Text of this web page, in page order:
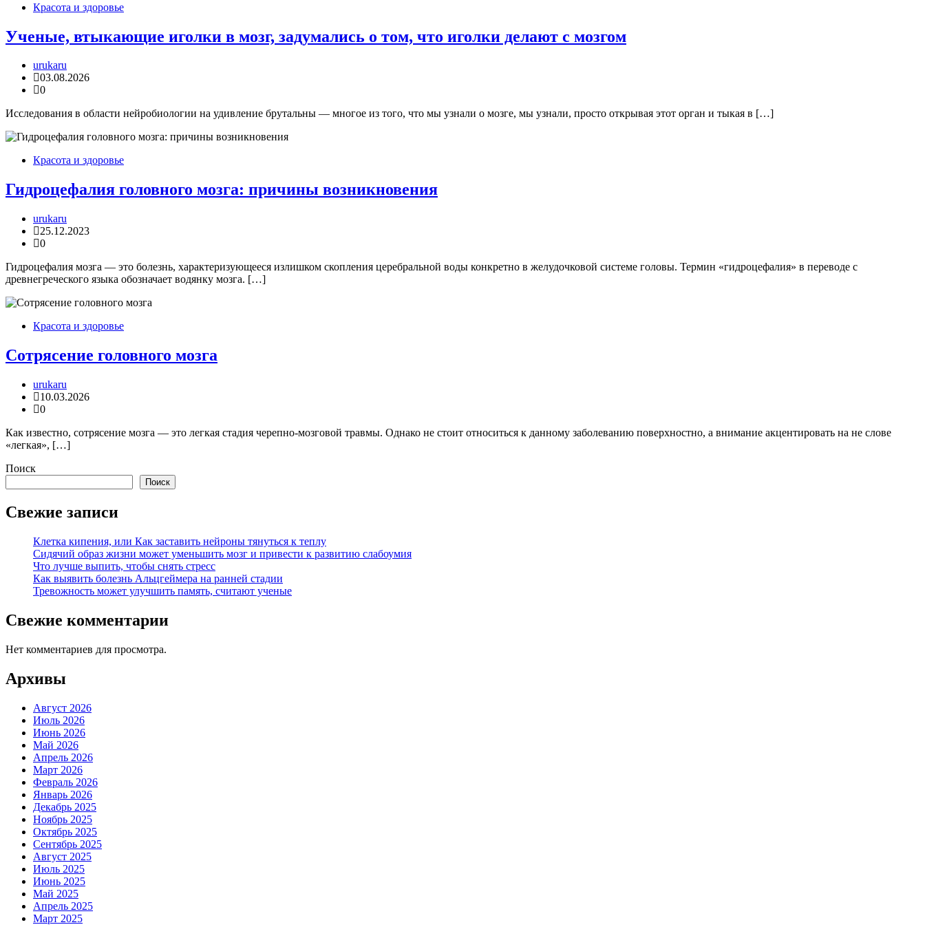
Красота и здоровье
Ученые, втыкающие иголки в мозг, задумались о том, что иголки делают с мозгом
urukaru
03.08.2026
0
Исследования в области нейробиологии на удивление брутальны — многое из того, что мы узнали о мозге, мы узнали, просто открывая этот орган и тыкая в […]
Красота и здоровье
Гидроцефалия головного мозга: причины возникновения
urukaru
25.12.2023
0
Гидроцефалия мозга — это болезнь, характеризующееся излишком скопления церебральной воды конкретно в желудочковой системе головы. Термин «гидроцефалия» в переводе с
древнегреческого языка обозначает водянку мозга. […]
Красота и здоровье
Сотрясение головного мозга
urukaru
10.03.2026
0
Как известно, сотрясение мозга — это легкая стадия черепно-мозговой травмы. Однако не стоит относиться к данному заболеванию поверхностно, а внимание акцентировать на не слове
«легкая», […]
Поиск
Поиск
Свежие записи
Клетка кипения, или Как заставить нейроны тянуться к теплу
Сидячий образ жизни может уменьшить мозг и привести к развитию слабоумия
Что лучше выпить, чтобы снять стресс
Как выявить болезнь Альцгеймера на ранней стадии
Тревожность может улучшить память, считают ученые
Свежие комментарии
Нет комментариев для просмотра.
Архивы
Август 2026
Июль 2026
Июнь 2026
Май 2026
Апрель 2026
Март 2026
Февраль 2026
Январь 2026
Декабрь 2025
Ноябрь 2025
Октябрь 2025
Сентябрь 2025
Август 2025
Июль 2025
Июнь 2025
Май 2025
Апрель 2025
Март 2025